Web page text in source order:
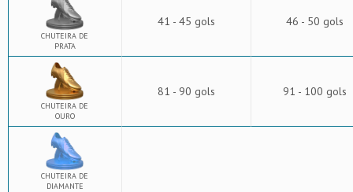
CHUTEIRA DE
PRATA
41 - 45 gols 46 - 50 gols
CHUTEIRA DE
OURO
81 - 90 gols 91 - 100 gols
CHUTEIRA DE
DIAMANTE